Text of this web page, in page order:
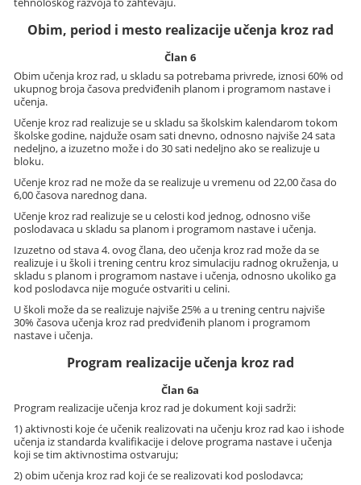
Obim, period i mesto realizacije učenja kroz rad
Član 6
Obim učenja kroz rad, u skladu sa potrebama privrede, iznosi 60% od
ukupnog broja časova predviđenih planom i programom nastave i
učenja.
Učenje kroz rad realizuje se u skladu sa školskim kalendarom tokom
školske godine, najduže osam sati dnevno, odnosno najviše 24 sata
nedeljno, a izuzetno može i do 30 sati nedeljno ako se realizuje u
bloku.
Učenje kroz rad ne može da se realizuje u vremenu od 22,00 časa do
6,00 časova narednog dana.
Učenje kroz rad realizuje se u celosti kod jednog, odnosno više
poslodavaca u skladu sa planom i programom nastave i učenja.
Izuzetno od stava 4. ovog člana, deo učenja kroz rad može da se
realizuje i u školi i trening centru kroz simulaciju radnog okruženja, u
skladu s planom i programom nastave i učenja, odnosno ukoliko ga
kod poslodavca nije moguće ostvariti u celini.
U školi može da se realizuje najviše 25% a u trening centru najviše
30% časova učenja kroz rad predviđenih planom i programom
nastave i učenja.
Program realizacije učenja kroz rad
Član 6a
Program realizacije učenja kroz rad je dokument koji sadrži:
1) aktivnosti koje će učenik realizovati na učenju kroz rad kao i ishode
učenja iz standarda kvalifikacije i delove programa nastave i učenja
koji se tim aktivnostima ostvaruju;
2) obim učenja kroz rad koji će se realizovati kod poslodavca;